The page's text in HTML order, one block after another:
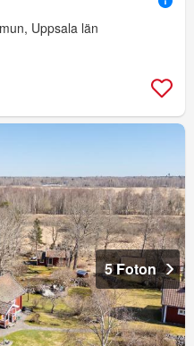
Uppsala län
5 Foton